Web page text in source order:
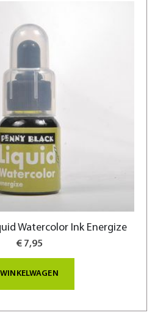
Watercolor Ink Energize
€ 7,95
WINKELWAGEN